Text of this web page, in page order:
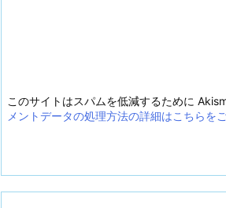
このサイトはスパムを低減するために
メントデータの処理方法の詳細はこちらを